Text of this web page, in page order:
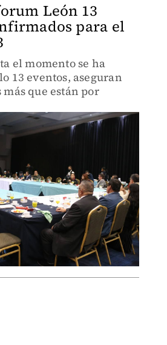
León 13
para el
el momento se ha
13 eventos, aseguran
que están por